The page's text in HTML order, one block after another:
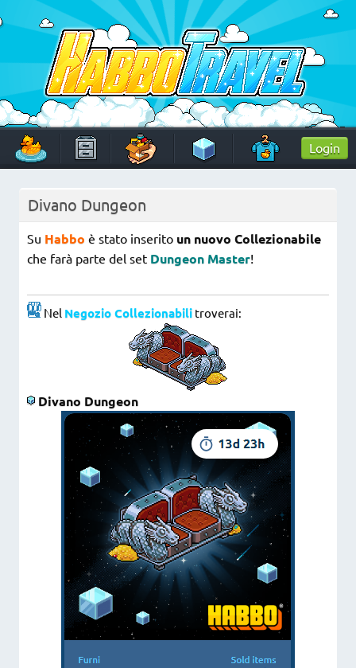
to
content
HabboTravel
Un viaggio di pixel!
Login
Divano Dungeon
Su Habbo è stato inserito un nuovo Collezionabile
che farà parte del set Dungeon Master!
Nel Negozio Collezionabili troverai:
Divano Dungeon